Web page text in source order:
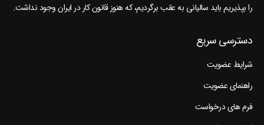
را بپذیریم باید سالیانی به عقب برگردیم، که هنوز قانون کار در ایران وجود نداشت.
دسترسی سریع
شرایط عضویت
راهنمای عضویت
فرم های درخواست